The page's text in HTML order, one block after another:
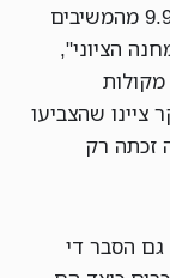
התוצאות היו מאד משונות: למשל, רק 9.9% מהמשיבים
לרשימת "המחנה הציוני",
למרות שבפועל הרשימה זכתה ל-18.67% מקולות
בסקר ציינו שהצביעו
זכתה רק
הסבר די